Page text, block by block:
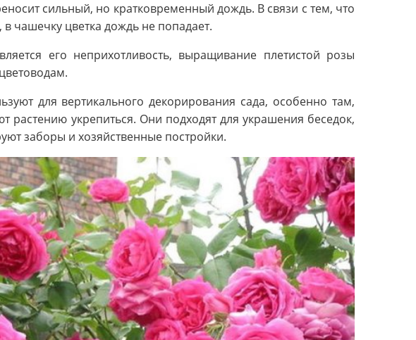
сильный, но кратковременный дождь. В связи с тем, что
чашечку цветка дождь не попадает.
его неприхотливость, выращивание плетистой розы
для вертикального декорирования сада, особенно там,
растению укрепиться. Они подходят для украшения беседок,
заборы и хозяйственные постройки.